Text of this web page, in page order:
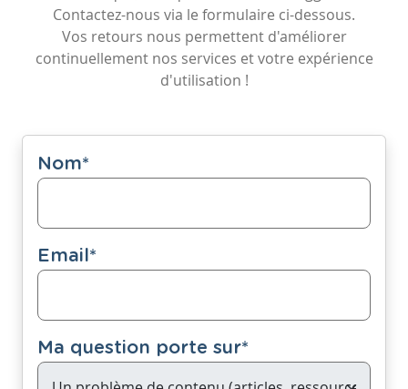
Contactez-nous via le formulaire ci-dessous.
Vos retours nous permettent d'améliorer
continuellement nos services et votre expérience
d'utilisation !
Nom*
Email*
Ma question porte sur*